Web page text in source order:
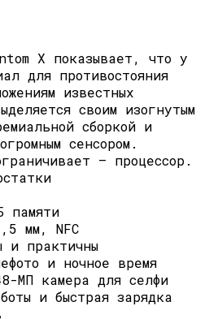
X показывает, что у
для противостояния
известных
своим изогнутым
сборкой и
сенсором.
– процессор.
памяти
мм, NFC
и практичны
и ночное время
МП камера для селфи
и быстрая зарядка